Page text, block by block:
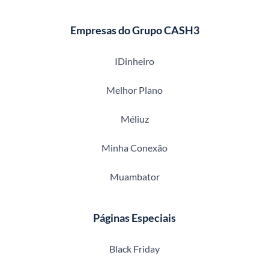
Empresas do Grupo CASH3
IDinheiro
Melhor Plano
Méliuz
Minha Conexão
Muambator
Páginas Especiais
Black Friday